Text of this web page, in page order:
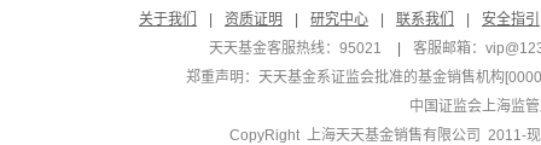
关于我们
资质证明 研究中心 联系我们
安全指引
天天基金客服热线：95021
客服邮箱：
郑重声明： 天天基金系证监会批准的基金销售机构
中国证监会上海监
CopyRight 上海天天基金销售有限公司 2011-